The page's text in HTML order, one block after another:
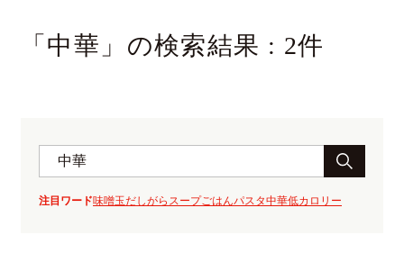
「中華」の検索結果 : 2件
注目ワード味噌玉だしがら スープごはんパスタ中華低カロリー